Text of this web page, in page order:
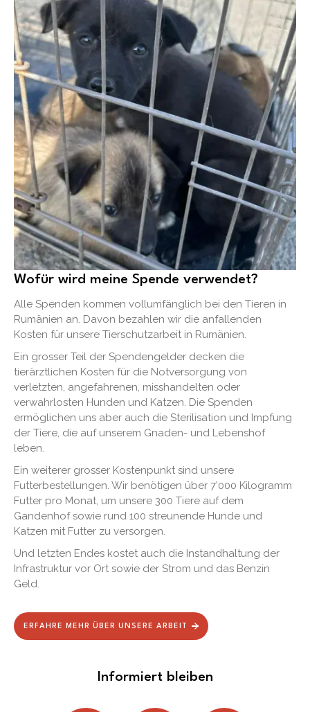
Wofür wird meine Spende verwendet?
Alle Spenden kommen vollumfänglich bei den Tieren in
Rumänien an. Davon bezahlen wir die anfallenden
Kosten für unsere Tierschutzarbeit in Rumänien.
Ein grosser Teil der Spendengelder decken die
tierärztlichen Kosten für die Notversorgung von
verletzten, angefahrenen, misshandelten oder
verwahrlosten Hunden und Katzen. Die Spenden
ermöglichen uns aber auch die Sterilisation und Impfung
der Tiere, die auf unserem Gnaden- und Lebenshof
leben.
Ein weiterer grosser Kostenpunkt sind unsere
Futterbestellungen. Wir benötigen über 7'000 Kilogramm
Futter pro Monat, um unsere 300 Tiere auf dem
Gandenhof sowie rund 100 streunende Hunde und
Katzen mit Futter zu versorgen.
Und letzten Endes kostet auch die Instandhaltung der
Infrastruktur vor Ort sowie der Strom und das Benzin
Geld.
ERFAHRE MEHR ÜBER UNSERE ARBEIT
Informiert bleiben